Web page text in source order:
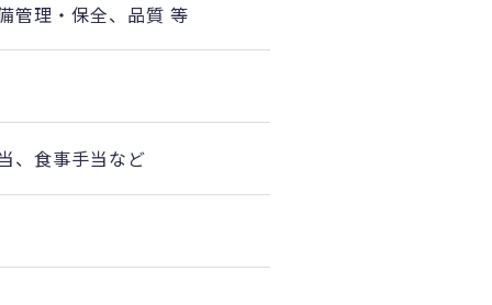
管理・保全、品質 等
、食事手当など